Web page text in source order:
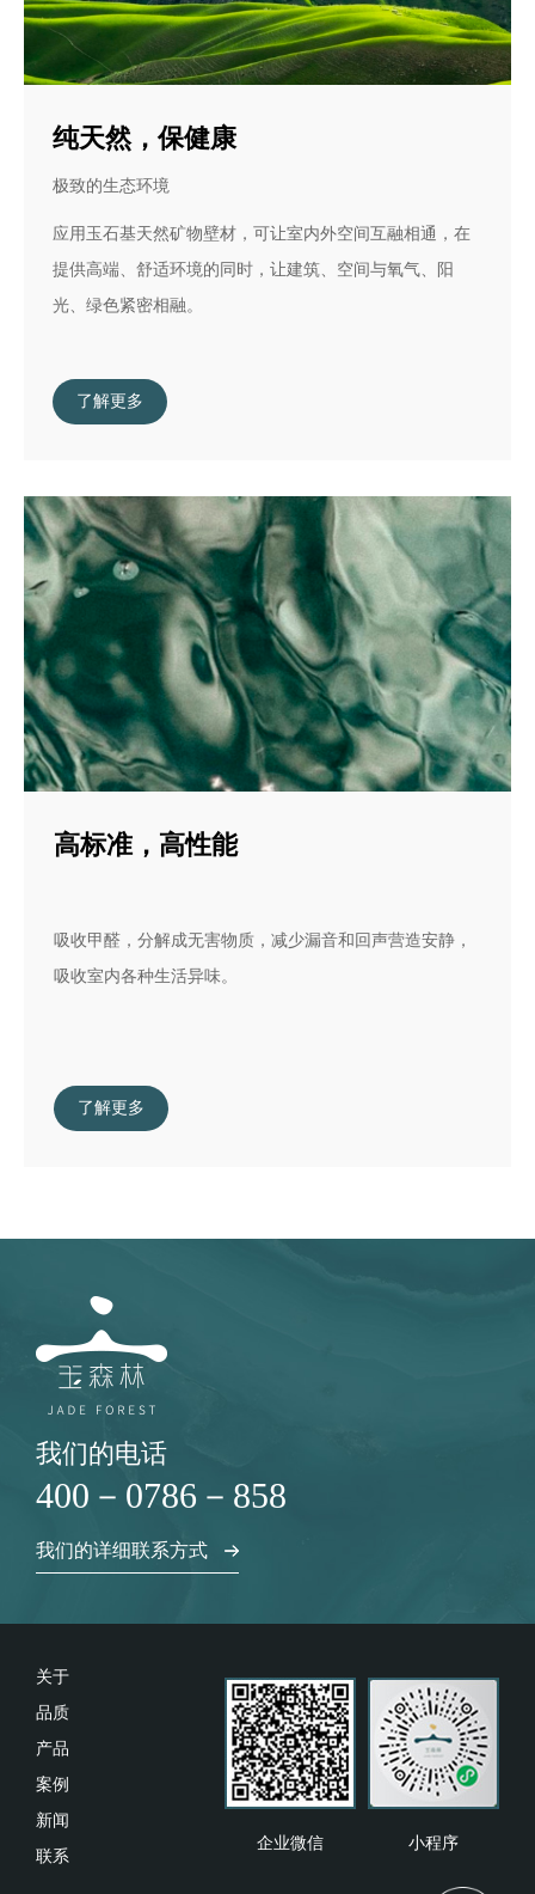
纯天然，保健康
极致的生态环境
应用玉石基天然矿物壁材，可让室内外空间互融相通，在
提供高端、舒适环境的同时，让建筑、空间与氧气、阳
光、绿色紧密相融。
了解更多
高标准，高性能
吸收甲醛，分解成无害物质，减少漏音和回声营造安静，
吸收室内各种生活异味。
了解更多
我们的电话
400－0786－858
我们的详细联系方式
关于
品质
产品
案例
新闻
联系
企业微信 小程序